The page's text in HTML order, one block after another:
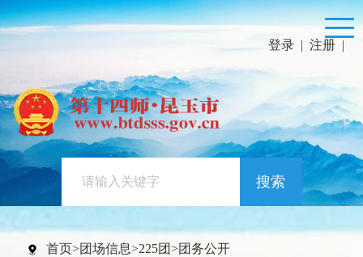
登录 | 注册 |
搜索
首页>团场信息>225团>团务公开